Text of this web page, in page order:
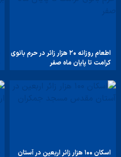
اطعام روزانه ۲۰ هزار زائر در حرم بانوی
کرامت تا پایان ماه صفر
اسکان ۱۰۰ هزار زائر اربعین در آستان